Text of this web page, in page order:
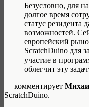
Безусловно, для
долгое время
статус резидента
возможностей.
европейский
ScratchDuino для
участие в
облегчит эту
— комментирует
ScratchDuino.